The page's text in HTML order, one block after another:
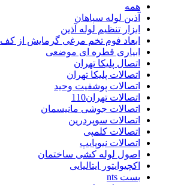
همه
آذین لوله سپاهان
ابزار تنظیم لوله آذین
ابعاد فوم تخم مرغی گرمایش از کف
ابیاری قطره ای موضعی
اتصال پلیکا تهران
اتصالات پلیکا تهران
اتصالات پوشفیت وحید
اتصالات تهران110
اتصالات جوشی مانیسمان
اتصالات سوپردرین
اتصالات کلمپی
اتصالات نیوپایپ
اصول لوله کشی ساختمان
اکچیوایتور ایتالیایی
بست nts